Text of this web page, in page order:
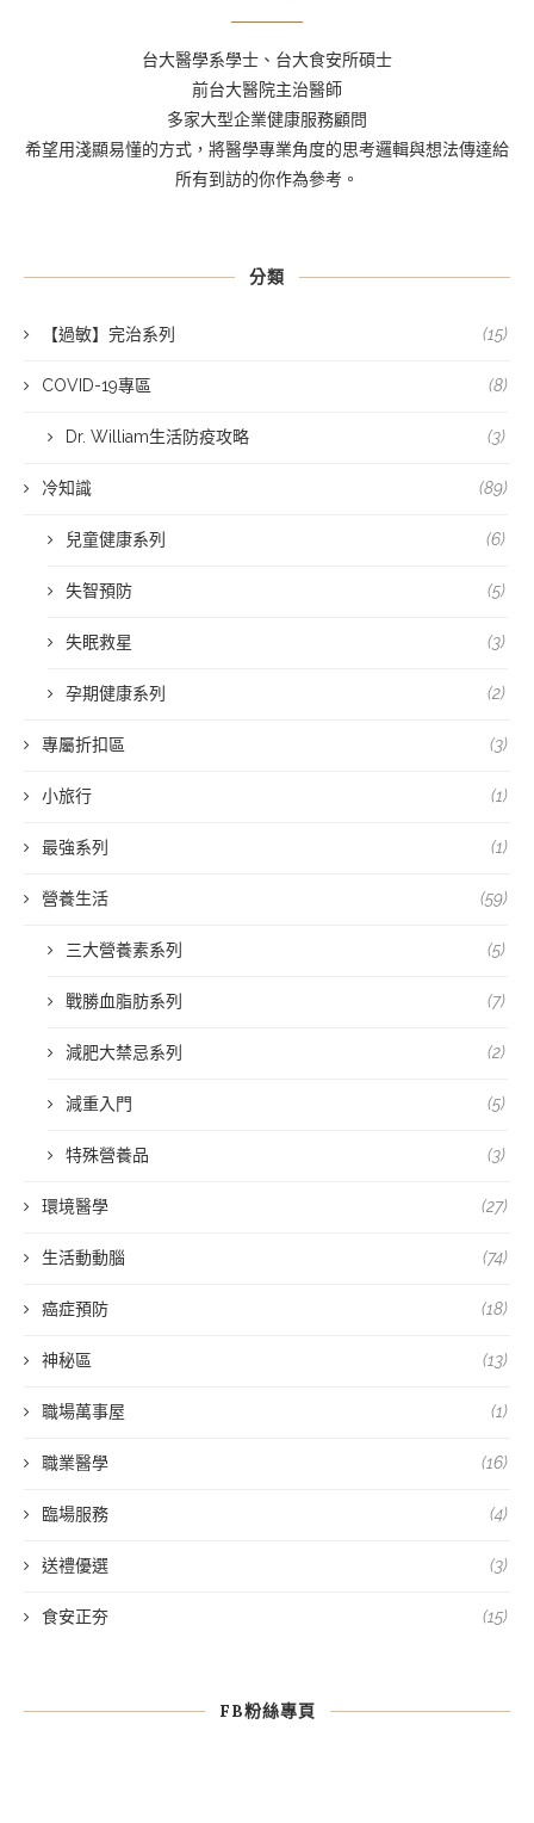
台大醫學系學士、台大食安所碩士
前台大醫院主治醫師
多家大型企業健康服務顧問
希望用淺顯易懂的方式，將醫學專業角度的思考邏輯與想法傳達給
所有到訪的你作為參考。
分類
【過敏】完治系列 (15)
COVID-19專區 (8)
Dr. William生活防疫攻略 (3)
冷知識 (89)
兒童健康系列 (6)
失智預防 (5)
失眠救星 (3)
孕期健康系列 (2)
專屬折扣區 (3)
小旅行 (1)
最強系列 (1)
營養生活 (59)
三大營養素系列 (5)
戰勝血脂肪系列 (7)
減肥大禁忌系列 (2)
減重入門 (5)
特殊營養品 (3)
環境醫學 (27)
生活動動腦 (74)
癌症預防 (18)
神秘區 (13)
職場萬事屋 (1)
職業醫學 (16)
臨場服務 (4)
送禮優選 (3)
食安正夯 (15)
FB粉絲專頁